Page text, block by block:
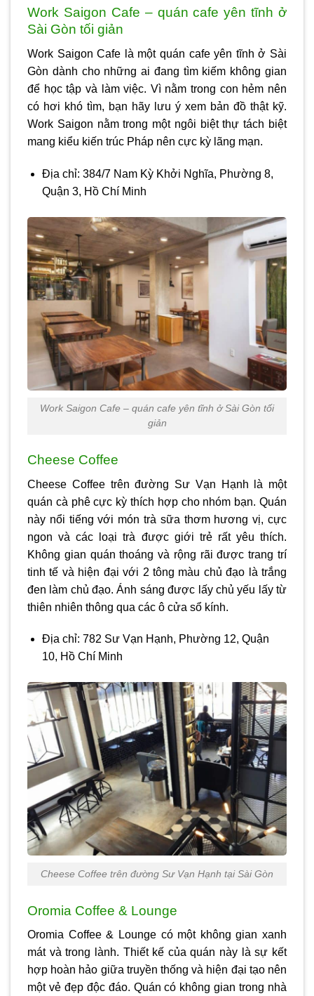
Work Saigon Cafe – quán cafe yên tĩnh ở
Sài Gòn tối giản
Work Saigon Cafe là một quán cafe yên tĩnh ở Sài
Gòn dành cho những ai đang tìm kiếm không gian
để học tập và làm việc. Vì nằm trong con hẻm nên
có hơi khó tìm, bạn hãy lưu ý xem bản đồ thật kỹ.
Work Saigon nằm trong một ngôi biệt thự tách biệt
mang kiểu kiến ​​trúc Pháp nên cực kỳ lãng mạn.
Địa chỉ: 384/7 Nam Kỳ Khởi Nghĩa, Phường 8,
Quận 3, Hồ Chí Minh
Work Saigon Cafe – quán cafe yên tĩnh ở Sài Gòn tối
giản
Cheese Coffee
Cheese Coffee trên đường Sư Vạn Hạnh là một
quán cà phê cực kỳ thích hợp cho nhóm bạn. Quán
này nổi tiếng với món trà sữa thơm hương vị, cực
ngon và các loại trà được giới trẻ rất yêu thích.
Không gian quán thoáng và rộng rãi được trang trí
tinh tế và hiện đại với 2 tông màu chủ đạo là trắng
đen làm chủ đạo. Ánh sáng được lấy chủ yếu lấy từ
thiên nhiên thông qua các ô cửa sổ kính.
Địa chỉ: 782 Sư Vạn Hạnh, Phường 12, Quận
10, Hồ Chí Minh
Cheese Coffee trên đường Sư Vạn Hạnh tại Sài Gòn
Oromia Coffee & Lounge
Oromia Coffee & Lounge có một không gian xanh
mát và trong lành. Thiết kế của quán này là sự kết
hợp hoàn hảo giữa truyền thống và hiện đại tạo nên
một vẻ đẹp độc đáo. Quán có không gian trong nhà